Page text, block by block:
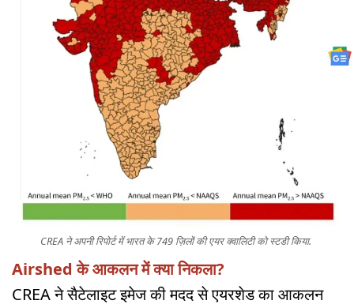
CREA ने अपनी रिपोर्ट में भारत के 749 ज़िलों की एयर क्वालिटी को स्टडी किया.
Airshed के आकलन में क्या निकला?
CREA ने सैटेलाइट इमेज की मदद से एयरशेड का आकलन